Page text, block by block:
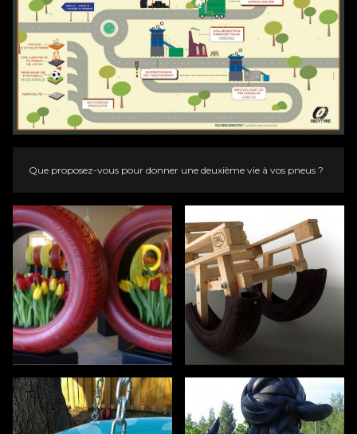
Que proposez-vous pour donner une deuxième vie à vos pneus ?